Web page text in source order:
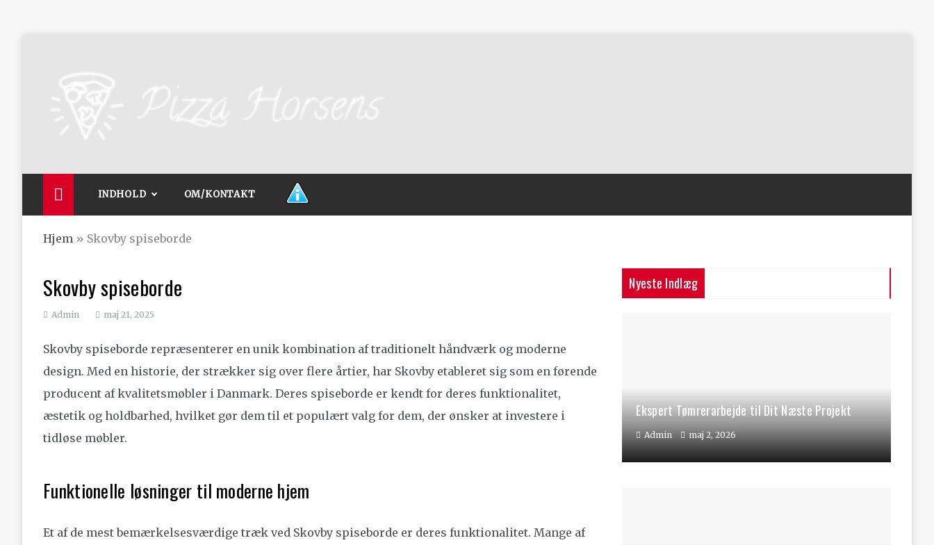
INDHOLD OM/KONTAKT
Hjem » Skovby spiseborde
Skovby spiseborde
Admin maj 21, 2025
Skovby spiseborde repræsenterer en unik kombination af traditionelt håndværk og moderne
design. Med en historie, der strækker sig over flere årtier, har Skovby etableret sig som en førende
producent af kvalitetsmøbler i Danmark. Deres spiseborde er kendt for deres funktionalitet,
æstetik og holdbarhed, hvilket gør dem til et populært valg for dem, der ønsker at investere i
tidløse møbler.
Funktionelle løsninger til moderne hjem
Et af de mest bemærkelsesværdige træk ved Skovby spiseborde er deres funktionalitet. Mange af
Nyeste Indlæg
Ekspert Tømrerarbejde til Dit Næste Projekt
Admin maj 2, 2026